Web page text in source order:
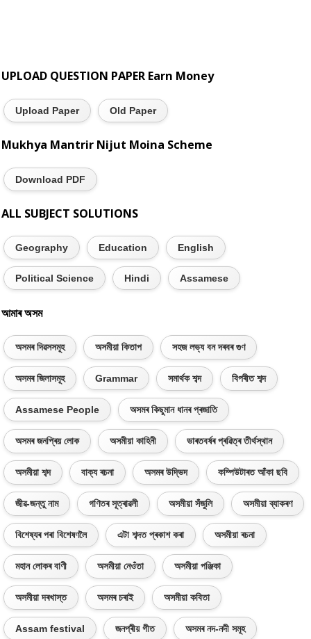
UPLOAD QUESTION PAPER Earn Money
Upload Paper Old Paper
Mukhya Mantrir Nijut Moina Scheme
Download PDF
ALL SUBJECT SOLUTIONS
Geography Education English
Political Science Hindi Assamese
আমাৰ অসম
অসমৰ দিৱসসমূহ অসমীয়া কিতাপ সহজ লভ্য বন দৰবৰ গুণ
অসমৰ জিলাসমূহ Grammar সমাৰ্থক শব্দ বিপৰীত শব্দ
Assamese People অসমৰ কিছুমান ধানৰ প্ৰজাতি
অসমৰ জনপ্ৰিয় লোক অসমীয়া কাহিনী ভাৰতবৰ্ষৰ প্ৰৱিত্ৰ তীৰ্থস্থান
অসমীয়া শব্দ বাক্য ৰচনা অসমৰ উদ্ভিদ কম্পিউটাৰত আঁকা ছবি
জীৱ-জন্তু নাম গণিতৰ সূত্ৰাৱলী অসমীয়া সঁজুলি অসমীয়া ব্যাকৰণ
বিশেষ্যৰ পৰা বিশেষণলৈ এটা শব্দত প্ৰকাশ কৰা অসমীয়া ৰচনা
মহান লোকৰ বাণী অসমীয়া নেওঁতা অসমীয়া পঞ্জিকা
অসমীয়া দৰখাস্ত অসমৰ চৰাই অসমীয়া কবিতা
Assam festival জনপ্ৰীয় গীত অসমৰ নদ-নদী সমূহ